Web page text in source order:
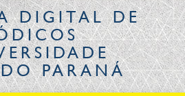
Legislação
Canais
DIGITALDE
PARANÁ